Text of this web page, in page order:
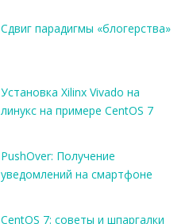
Сдвиг парадигмы «блогерства»
Установка Xilinx Vivado на
линукс на примере CentOS 7
PushOver: Получение
уведомлений на смартфоне
CentOS 7: советы и шпаргалки